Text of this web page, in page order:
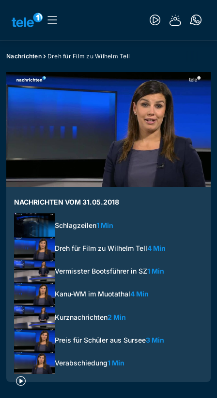
Nachrichten Dreh für Film zu Wilhelm Tell
NACHRICHTEN VOM 31.05.2018
Schlagzeilen1 Min
Dreh für Film zu Wilhelm Tell4 Min
Vermisster Bootsführer in SZ1 Min
Kanu-WM im Muotathal4 Min
Kurznachrichten2 Min
Preis für Schüler aus Sursee3 Min
Verabschiedung1 Min